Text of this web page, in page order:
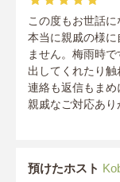
この度もお世話に
本当に親戚の様
ません。梅雨時
出してくれたり
連絡も返信もまめ
親戚なご対応あり
預けたホスト